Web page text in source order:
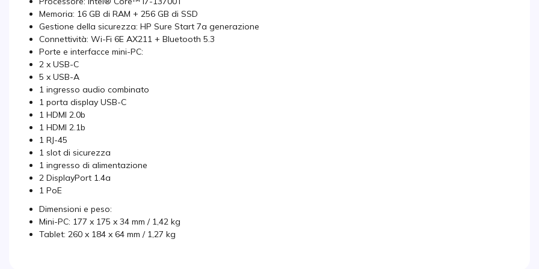
Memoria: 16 GB di RAM + 256 GB di SSD
Gestione della sicurezza: HP Sure Start 7a generazione
Connettività: Wi-Fi 6E AX211 + Bluetooth 5.3
Porte e interfacce mini-PC:
2 x USB-C
5 x USB-A
1 ingresso audio combinato
1 porta display USB-C
1 HDMI 2.0b
1 HDMI 2.1b
1 RJ-45
1 slot di sicurezza
1 ingresso di alimentazione
2 DisplayPort 1.4a
1 PoE
Dimensioni e peso:
Mini-PC: 177 x 175 x 34 mm / 1,42 kg
Tablet: 260 x 184 x 64 mm / 1,27 kg